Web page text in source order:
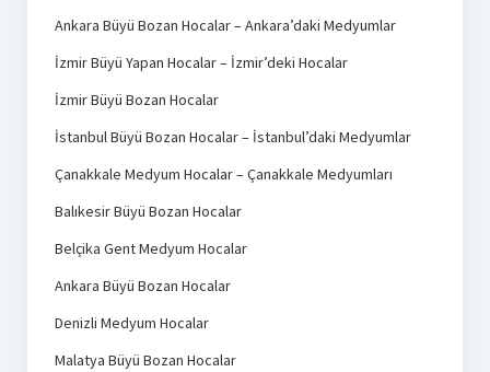
Ankara Büyü Bozan Hocalar – Ankara’daki Medyumlar
İzmir Büyü Yapan Hocalar – İzmir’deki Hocalar
İzmir Büyü Bozan Hocalar
İstanbul Büyü Bozan Hocalar – İstanbul’daki Medyumlar
Çanakkale Medyum Hocalar – Çanakkale Medyumları
Balıkesir Büyü Bozan Hocalar
Belçika Gent Medyum Hocalar
Ankara Büyü Bozan Hocalar
Denizli Medyum Hocalar
Malatya Büyü Bozan Hocalar